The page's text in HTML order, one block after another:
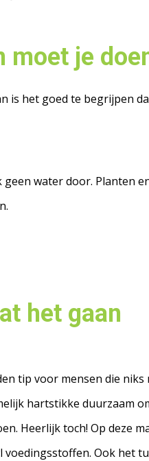
moet je
is het goed te begrijpen
geen water door. Planten
het gaan
tip voor mensen die
hartstikke duurzaam
Heerlijk toch! Op deze
voedingsstoffen. Ook het